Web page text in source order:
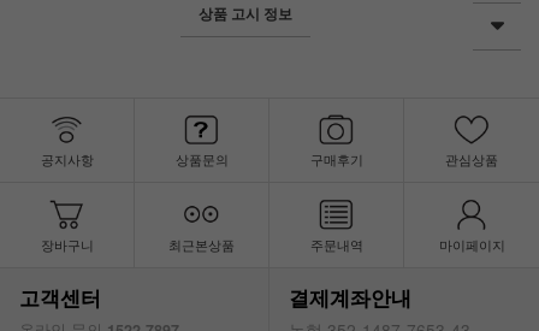
상품 고시 정보
공지사항 상품문의 구매후기 관심상품
장바구니 최근본상품 주문내역 마이페이지
고객센터 결제계좌안내